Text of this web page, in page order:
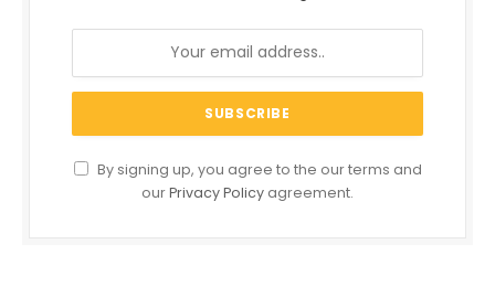
By signing up, you agree to the our terms and
ourPrivacy Policy agreement.